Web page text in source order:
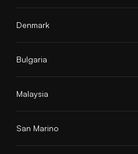
Denmark
Bulgaria
Malaysia
San Marino